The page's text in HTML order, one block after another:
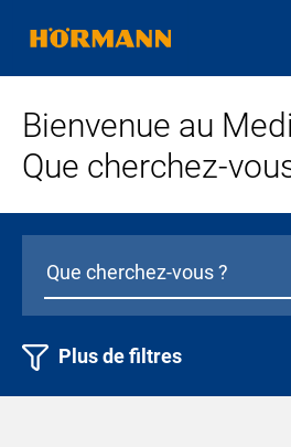
Bienvenue au
Que cherchez-
Plus de filtres